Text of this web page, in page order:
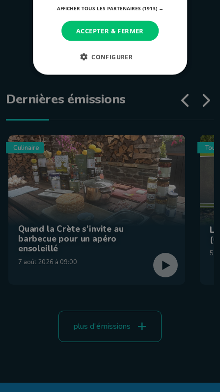
Dernières émissions
Culinaire
Quand la Crète s’invite au
barbecue pour un apéro
ensoleillé
7 août 2026 à 09:00
5
plus d'émissions
AFFICHER TOUS LES PARTENAIRES (1913) →
ACCEPTER & FERMER
CONFIGURER